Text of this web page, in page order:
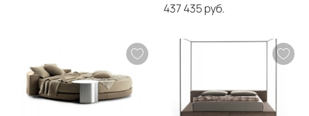
437 435 руб.
арт-деко
В корзину